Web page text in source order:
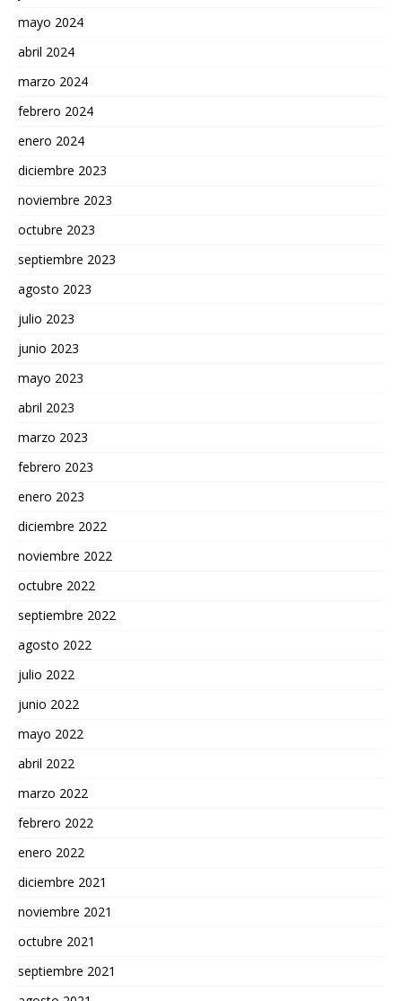
mayo 2024
abril 2024
marzo 2024
febrero 2024
enero 2024
diciembre 2023
noviembre 2023
octubre 2023
septiembre 2023
agosto 2023
julio 2023
junio 2023
mayo 2023
abril 2023
marzo 2023
febrero 2023
enero 2023
diciembre 2022
noviembre 2022
octubre 2022
septiembre 2022
agosto 2022
julio 2022
junio 2022
mayo 2022
abril 2022
marzo 2022
febrero 2022
enero 2022
diciembre 2021
noviembre 2021
octubre 2021
septiembre 2021